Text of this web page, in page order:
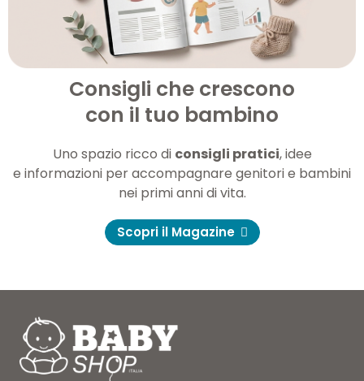
Consigli che crescono
con il tuo bambino
Uno spazio ricco di consigli pratici, idee
e informazioni per accompagnare genitori e bambini
nei primi anni di vita.
Scopri il Magazine